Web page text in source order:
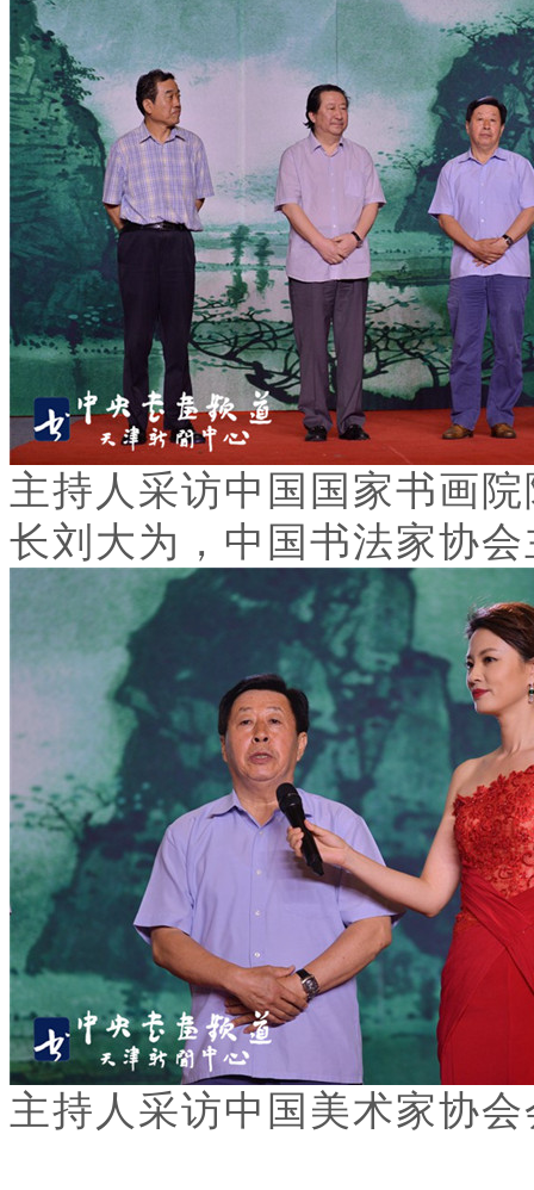
主持人采访中国国家书画
长刘大为，中国书法家协
主持人采访中国美术家协